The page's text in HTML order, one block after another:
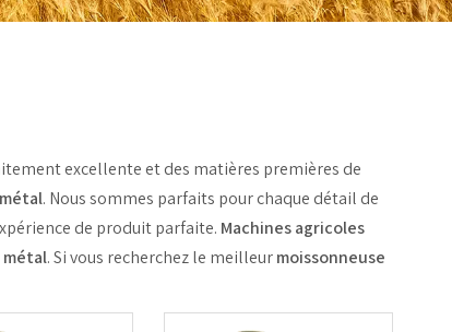
excellente et des matières premières de
. Nous sommes parfaits pour chaque détail de
de produit parfaite. Machines agricoles
métal. Si vous recherchez le meilleurmoissonneuse